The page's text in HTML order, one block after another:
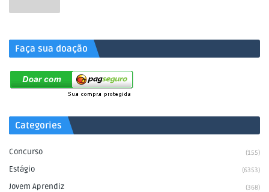
Faça sua doação
Categories
Concurso (155)
Estágio (6353)
Jovem Aprendiz (368)